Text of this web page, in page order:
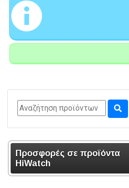
Προσφορές σε προϊόντα
HiWatch